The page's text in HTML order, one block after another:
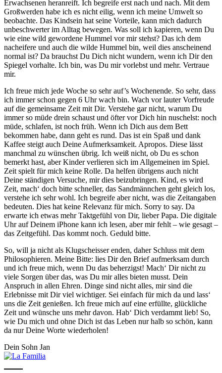
Erwachsenen heranreift. Ich begreife erst nach und nach. Mit dem
Großwerden habe ich es nicht eilig, wenn ich meine Umwelt so
beobachte. Das Kindsein hat seine Vorteile, kann mich dadurch
unbeschwerter im Alltag bewegen. Was soll ich kapieren, wenn Du
wie eine wild gewordene Hummel vor mir stehst? Das ich dem
nacheifere und auch die wilde Hummel bin, weil dies anscheinend
normal ist? Da brauchst Du Dich nicht wundern, wenn ich Dir den
Spiegel vorhalte. Ich bin, was Du mir vorlebst und mehr. Vertraue
mir.
Ich freue mich jede Woche so sehr auf’s Wochenende. So sehr, dass
ich immer schon gegen 6 Uhr wach bin. Wach vor lauter Vorfreude
auf die gemeinsame Zeit mit Dir. Verstehe gar nicht, warum Du
immer so müde drein schaust und öfter vor Dich hin nuschelst: noch
müde, schlafen, ist noch früh. Wenn ich Dich aus dem Bett
bekommen habe, dann geht es rund. Das ist ein Spaß und dank
Kaffee steigt auch Deine Aufmerksamkeit. Apropos. Diese lässt
manchmal zu wünschen übrig. Ich weiß nicht, ob Du es schon
bemerkt hast, aber Kinder verlieren sich im Allgemeinen im Spiel.
Zeit spielt für mich keine Rolle. Da helfen übrigens auch nicht
Deine ständigen Versuche, mir dies beizubringen. Kind, es wird
Zeit, mach‘ doch bitte schneller, das Sandmännchen geht gleich los,
verstehe ich sehr wohl. Ich begreife aber nicht, was die Zeitangaben
bedeuten. Dies hat keine Relevanz für mich. Sorry to say. Da
erwarte ich etwas mehr Taktgefühl von Dir, lieber Papa. Die digitale
Uhr auf Deinem iPhone kann ich lesen, aber mir fehlt – wie gesagt –
das Zeitgefühl. Das kommt noch. Geduld bitte.
So, will ja nicht als Klugscheisser enden, daher Schluss mit dem
Philosophieren. Meine Bitte: lies Dir den Brief aufmerksam durch
und ich freue mich, wenn Du das beherzigst! Mach‘ Dir nicht zu
viele Sorgen über das, was Du mir alles bieten musst. Dein
Anspruch in allen Ehren. Dinge sind nicht alles, mir sind die
Erlebnisse mit Dir viel wichtiger. Sei einfach für mich da und lass‘
uns die Zeit genießen. Ich freue mich auf eine erfüllte, glückliche
Zeit und wünsche uns mehr davon. Hab‘ Dich verdammt lieb! So,
wie Du mich und ohne Dich ist das Leben nur halb so schön, kann
da nur Deine Worte wiederholen!
Dein Sohn Jan